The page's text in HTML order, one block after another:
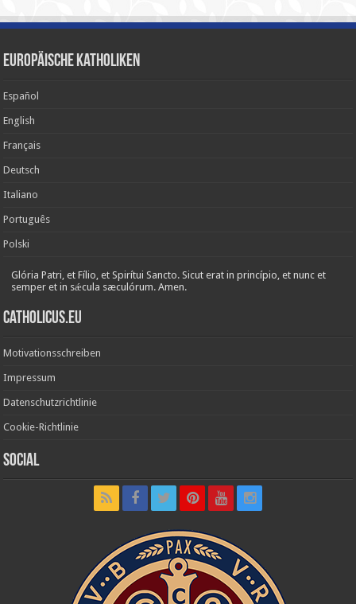
Europäische Katholiken
Español
English
Français
Deutsch
Italiano
Português
Polski
Glória Patri, et Fílio, et Spirítui Sancto. Sicut erat in princípio, et nunc et
semper et in sǽcula sæculórum. Amen.
Catholicus.eu
Motivationsschreiben
Impressum
Datenschutzrichtlinie
Cookie-Richtlinie
Social